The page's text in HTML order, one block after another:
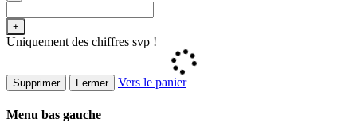
+
Uniquement des chiffres svp !
Supprimer Fermer Vers le panier
Menu bas gauche